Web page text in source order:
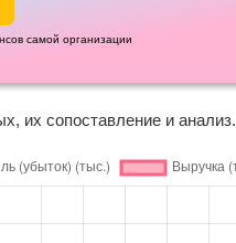
самой организации
их сопоставление и анализ.